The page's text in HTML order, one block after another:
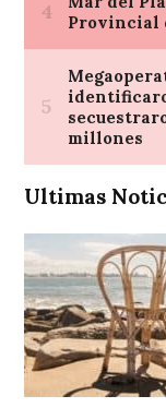
Ultimas